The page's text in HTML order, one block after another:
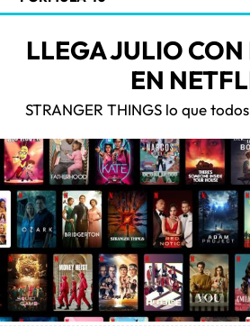
LLEGA JULIO CON
EN
STRANGER THINGS lo que